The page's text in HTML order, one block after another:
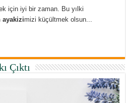
için iyi bir zaman. Bu yılki
ayakizimizi küçültmek olsun...
Çıktı